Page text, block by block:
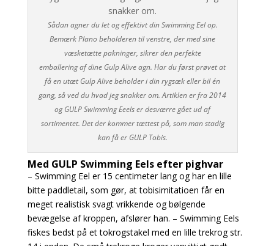
Sådan agner du let og effektivt din Swimming Eel op.
Bemærk Plano beholderen til venstre, der med sine
væsketætte pakninger, sikrer den perfekte
emballering af dine Gulp Alive agn. Har du først prøvet at
få en utæt Gulp Alive beholder i din rygsæk eller bil én
gang, så ved du hvad jeg snakker om. Artiklen er fra 2014
og GULP Swimming Eeels er desværre gået ud af
sortimentet. Det der kommer tættest på, som man stadig
kan få er GULP Tobis.
Med GULP Swimming Eels efter pighvar
– Swimming Eel er 15 centimeter lang og har en lille
bitte paddletail, som gør, at tobisimitatioen får en
meget realistisk svagt vrikkende og bølgende
bevægelse af kroppen, afslører han. – Swimming Eels
fiskes bedst på et tokrogstakel med en lille trekrog str.